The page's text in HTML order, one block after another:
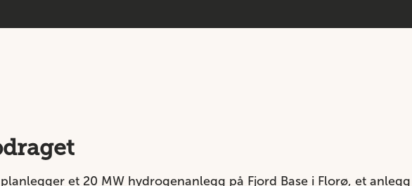
et 20 MW hydrogenanlegg på Fjord Base i Florø, et